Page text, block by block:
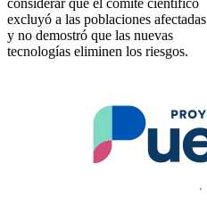
considerar que el comité científico
excluyó a las poblaciones afectadas
y no demostró que las nuevas
tecnologías eliminen los riesgos.
.